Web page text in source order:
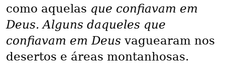
como aquelas que confiavam em
Deus. Alguns daqueles que
confiavam em Deus vaguearam nos
desertos e áreas montanhosas.